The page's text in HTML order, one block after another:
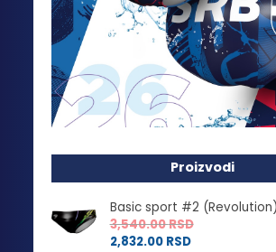
Proizvodi
Basic sport #2 (Revolution)
3,540.00RSD
2,832.00 RSD